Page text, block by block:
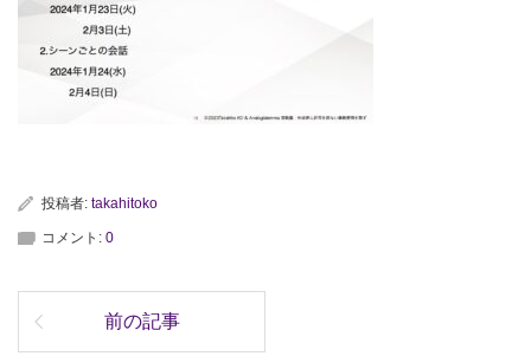
投稿者: takahitoko
コメント: 0
前の記事